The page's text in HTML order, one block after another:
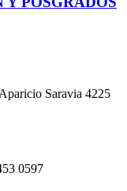
Saravia 4225
0597